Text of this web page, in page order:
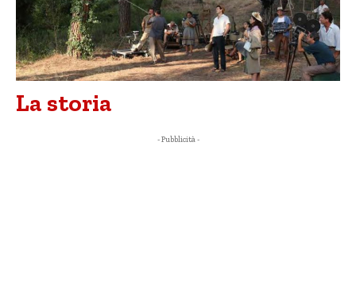
La storia
- Pubblicità -